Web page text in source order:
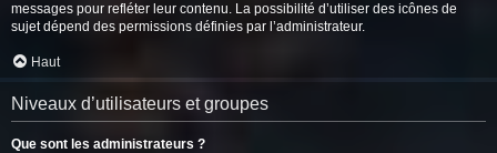
messages pour refléter leur contenu. La possibilité d’utiliser des icônes de
sujet dépend des permissions définies par l’administrateur.
Haut
Niveaux d’utilisateurs et groupes
Que sont les administrateurs ?